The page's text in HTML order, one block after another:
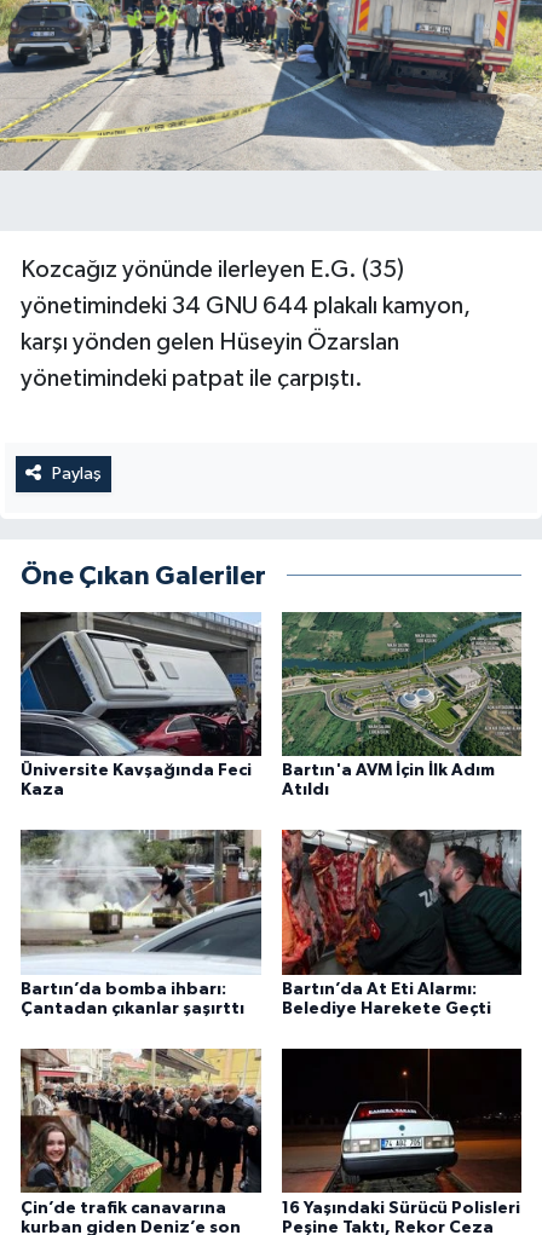
Kozcağız yönünde ilerleyen E.G. (35)
yönetimindeki 34 GNU 644 plakalı kamyon,
karşı yönden gelen Hüseyin Özarslan
yönetimindeki patpat ile çarpıştı.
Paylaş
Öne Çıkan Galeriler
Üniversite Kavşağında Feci
Kaza
Bartın'a AVM İçin İlk Adım
Atıldı
Bartın’da bomba ihbarı:
Çantadan çıkanlar şaşırttı
Bartın’da At Eti Alarmı:
Belediye Harekete Geçti
Çin’de trafik canavarına
kurban giden Deniz’e son
16 Yaşındaki Sürücü Polisleri
Peşine Taktı, Rekor Ceza